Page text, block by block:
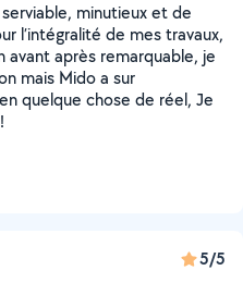
minutieux et de
l’intégralité de mes travaux,
après remarquable, je
mais Mido a sur
quelque chose de réel, Je
5/5